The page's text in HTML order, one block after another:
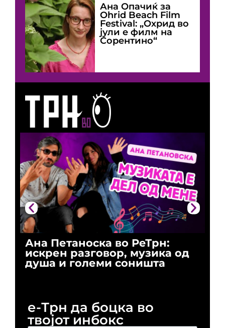
Ана Петаноска во РеТрн:
искрен разговор, музика од
душа и големи соништа
Ана Опачиќ за
Оhrid Beach Film
Festival: „Охрид во
јули е филм на
Сорентино“
е-Трн да боцка во
твојот инбокс